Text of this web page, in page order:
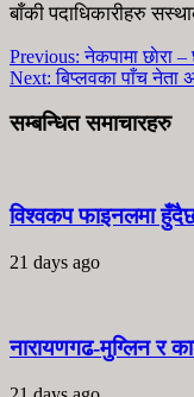
बाँकी पदाधिकारीहरु
Previous: नेकपामा छाेरा –
Next: बिप्लवका पाँच नेता
सम्बन्धित समाचारहरु
विश्वकप फाइनलमा
21 days ago
नारायणगढ-मुग्लिन र